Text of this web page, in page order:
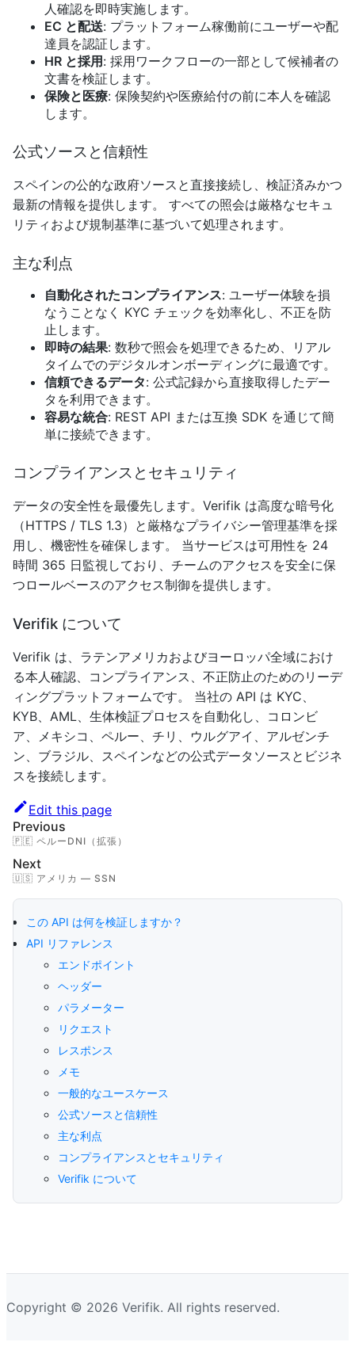
人確認を即時実施します。
EC と配送: プラットフォーム稼働前にユーザーや配
達員を認証します。
HR と採用 : 採用ワークフローの一部として候補者の
文書を検証します。
保険と医療: 保険契約や医療給付の前に本人を確認
します。
公式ソースと信頼性
スペインの公的な政府ソースと直接接続し、検証済みかつ
最新の情報を提供します。 すべての照会は厳格なセキュ
リティおよび規制基準に基づいて処理されます。
主な利点
自動化されたコンプライアンス: ユーザー体験を損
なうことなく KYC チェックを効率化し、不正を防
止します。
即時の結果: 数秒で照会を処理できるため、リアル
タイムでのデジタルオンボーディングに最適です。
信頼できるデータ: 公式記録から直接取得したデー
タを利用できます。
容易な統合: REST API または互換 SDK を通じて簡
単に接続できます。
コンプライアンスとセキュリティ
データの安全性を最優先します。Verifik は高度な暗号化
（HTTPS / TLS 1.3）と厳格なプライバシー管理基準を採
用し、機密性を確保します。 当サービスは可用性を 24
時間 365 日監視しており、チームのアクセスを安全に保
つロールベースのアクセス制御を提供します。
Verifik について
Verifik は、ラテンアメリカおよびヨーロッパ全域におけ
る本人確認、コンプライアンス、不正防止のためのリーデ
ィングプラットフォームです。 当社の API は KYC、
KYB、AML、生体検証プロセスを自動化し、コロンビ
ア、メキシコ、ペルー、チリ、ウルグアイ、アルゼンチ
ン、ブラジル、スペインなどの公式データソースとビジネ
スを接続します。
Edit this page
Previous
🇵🇪 ペルーDNI（拡張）
Next
🇺🇸 アメリカ — SSN
この API は何を検証しますか？
API リファレンス
エンドポイント
ヘッダー
パラメーター
リクエスト
レスポンス
メモ
一般的なユースケース
公式ソースと信頼性
主な利点
コンプライアンスとセキュリティ
Verifik について
Copyright © 2026 Verifik. All rights reserved.